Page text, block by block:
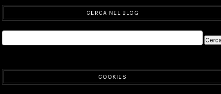
CERCA NEL BLOG
COOKIES